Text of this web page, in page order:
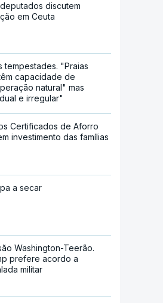
discutem
em Ceuta
tempestades. "Praias
capacidade de
natural" mas
e irregular"
Certificados de Aforro
investimento das famílias
a secar
Washington-Teerão.
prefere acordo a
militar